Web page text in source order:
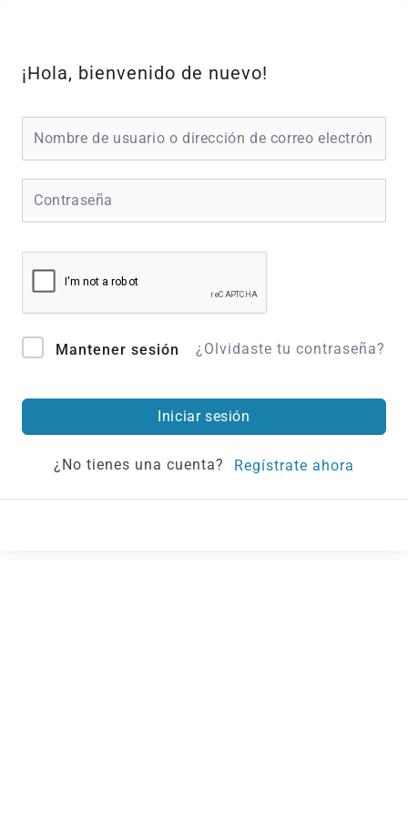
contenido
¡Hola, bienvenido de nuevo!
Mantener sesión ¿Olvidaste tu contraseña?
Iniciar sesión
¿No tienes una cuenta? Regístrate ahora